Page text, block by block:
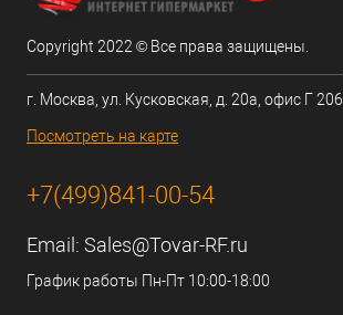
Copyright 2022 © Все права защищены.
г. Москва, ул. Кусковская, д. 20а, офис Г 206
Посмотреть на карте
+7(499)841-00-54
Email: Sales@Tovar-RF.ru
График работы Пн-Пт 10:00-18:00